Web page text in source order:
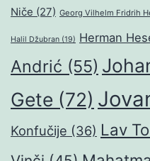
Niče (27) Georg Vilhelm Fridrih
Halil Džubran (19) Herman
Andrić (55)
Gete (72)
Konfučije (36) Lav